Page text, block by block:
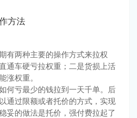
方法
有两种主要的操作方式来拉权
通车硬亏拉权重；二是货损上活
涨权重。
何亏最少的钱拉到一天千单。后
通过限额或者托价的方式，实现
妥的做法是托价，强付费拉起了